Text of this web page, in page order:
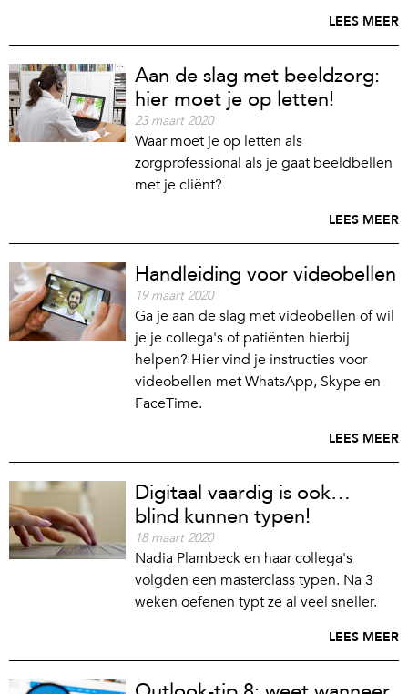
LEES MEER
Aan de slag met beeldzorg:
hier moet je op letten!
23 maart 2020
Waar moet je op letten als
zorgprofessional als je gaat beeldbellen
met je cliënt?
LEES MEER
Handleiding voor videobellen
19 maart 2020
Ga je aan de slag met videobellen of wil
je je collega's of patiënten hierbij
helpen? Hier vind je instructies voor
videobellen met WhatsApp, Skype en
FaceTime.
LEES MEER
Digitaal vaardig is ook…
blind kunnen typen!
18 maart 2020
Nadia Plambeck en haar collega's
volgden een masterclass typen. Na 3
weken oefenen typt ze al veel sneller.
LEES MEER